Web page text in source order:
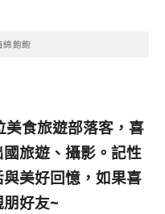
綿飽飽
食旅遊部落客， 喜
旅遊、攝影。 記性
美好回憶， 如果喜
好友~